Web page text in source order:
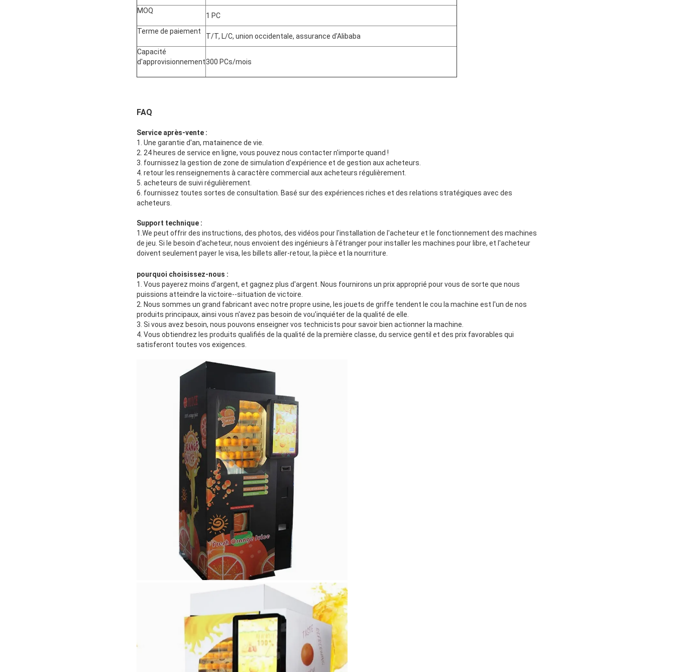
MOQ
1 PC
Terme de paiement
T/T, L/C, union occidentale, assurance d'Alibaba
Capacité
d'approvisionnement300 PCs/mois
FAQ
Service après-vente :
1. Une garantie d'an, matainence de vie.
2. 24 heures de service en ligne, vous pouvez nous contacter n'importe quand !
3. fournissez la gestion de zone de simulation d'expérience et de gestion aux acheteurs.
4. retour les renseignements à caractère commercial aux acheteurs régulièrement.
5. acheteurs de suivi régulièrement.
6. fournissez toutes sortes de consultation. Basé sur des expériences riches et des relations stratégiques avec des
acheteurs.
Support technique :
1.We peut offrir des instructions, des photos, des vidéos pour l'installation de l'acheteur et le fonctionnement des machines
de jeu. Si le besoin d'acheteur, nous envoient des ingénieurs à l'étranger pour installer les machines pour libre, et l'acheteur
doivent seulement payer le visa, les billets aller-retour, la pièce et la nourriture.
pourquoi choisissez-nous :
1. Vous payerez moins d'argent, et gagnez plus d'argent. Nous fournirons un prix approprié pour vous de sorte que nous
puissions atteindre la victoire--situation de victoire.
2. Nous sommes un grand fabricant avec notre propre usine, les jouets de griffe tendent le cou la machine est l'un de nos
produits principaux, ainsi vous n'avez pas besoin de vou'inquiéter de la qualité de elle.
3. Si vous avez besoin, nous pouvons enseigner vos technicists pour savoir bien actionner la machine.
4. Vous obtiendrez les produits qualifiés de la qualité de la première classe, du service gentil et des prix favorables qui
satisferont toutes vos exigences.